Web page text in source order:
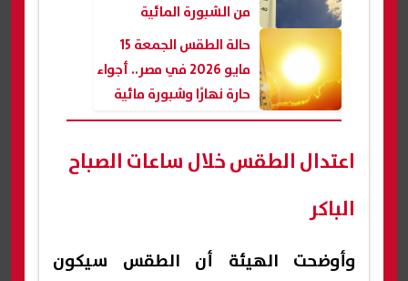
من الشبورة المائية
حالة الطقس الجمعة 15
مايو 2026 في مصر.. أجواء
حارة نهارًا وشبورة مائية
ورياح نشطة
اعتدال الطقس خلال ساعات الصباح
الباكر
وأوضحت الهيئة أن الطقس سيكون